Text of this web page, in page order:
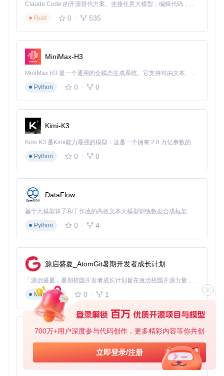
700万+用户深度参与代码创作，更多精彩内容等你共创
立即登录/注册
实施指南：从安装到集成的完整流程
本地部署：字体安装与管理
获取字体文件
通过Git克隆项目仓库：
git clone
Windows：导航至
击"安装"按钮
Linux：将字体文件复制到
usr/share/fonts目录，执行fc-cache -f -v更新
字体缓存
网页集成：CSS配置与实现
基础引入配置
在CSS中定义字体-face规则，以WOFF2格式为例：
@font-face {
font-family: 'Source Sans 3';
font-weight : 400;
src: url( 'WOFF2/TTF/SourceSans3-Regular.ttf.woff2'
}
@font-face
font-family: 'Source Sans 3';
font-style
font-weight: 400;
Claude Code 的开源替代方案。连接任意大模型，编辑代码，运行命令，自动验证 — 全自动执行。用 Rust 构建，极致性能。 ｜ An open-source alternative to Claude Code. Connect any LLM, edit code, run commands, and verify changes — autonomously. Built in Rust for speed. Get Started
Rust
0 535
MiniMax-H3
MiniMax H3 是一个通用的全模态生成系统。它支持对由文本、图像、视频和音频组成的多模态上下文进行统一理解，并能生成分辨率高达 2K、时长可达 15 秒的带原生立体声音频的视频。得益于面向任务泛化的系统设计，H3 在预训练阶段就已具备广泛的多模态上下文理解与生成能力，能够出色地执行复杂的多模态指令。
Python
0 0
Kimi-K3
Kimi K3 是Kimi能力最强的模型：这是一个拥有 2.8 万亿参数的混合专家（MoE）模型，具备原生视觉理解能力，并支持 100 万 token 的上下文窗口。
Python
0 0
DataFlow
基于大模型算子和工作流的高效文本大模型训练数据合成框架
Python
0 4
源启盛夏_AtomGit暑期开发者成长计划
「源启盛夏」暑期校园开发者成长计划旨在激活校园开源力量，通过积分激励、认证扶持、资源倾斜等形式，引导高校组织和开发者完成「入驻 — 建项目 — 做贡献 — 获认证 — 得资源」的完整闭环。无论你是想带领社团入驻平台的组织者，还是希望用代码贡献证明自己的开发者，都能在这里找到属于你的成长路径。
Markdown
0 1
py-xiaozhi
基于Python的Xiaozhi AI，适用于想要完整Xiaozhi体验而无需拥有专用硬件的用户。
Python
0 1